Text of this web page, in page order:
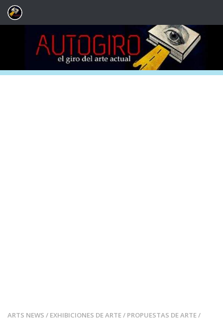
Saltar al contenido
ARTS NEWS / EXHIBICIONES DE ARTE/ PROPUESTAS DE ARTE/